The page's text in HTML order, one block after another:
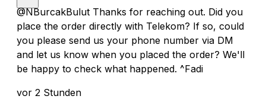
@NBurcakBulut Thanks for reaching out. Did you
place the order directly with Telekom? If so, could
you please send us your phone number via DM
and let us know when you placed the order? We'll
be happy to check what happened. ^Fadi
vor 2 Stunden